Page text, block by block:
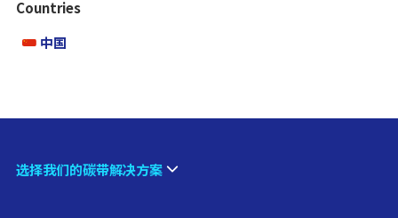
Countries
中国
选择我们的碳带解决方案